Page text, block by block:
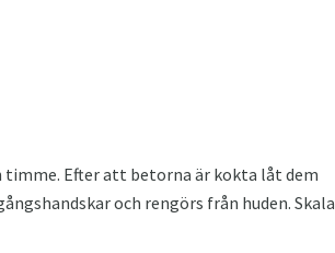
Efter att betorna är kokta låt dem
och rengörs från huden. Skala